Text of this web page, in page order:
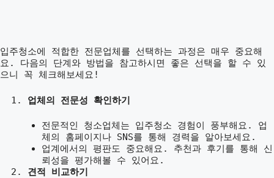
입주청소에 적합한 전문업체를 선택하는 과정은 매우 중요해
요. 다음의 단계와 방법을 참고하시면 좋은 선택을 할 수 있
으니 꼭 체크해보세요!
업체의 전문성 확인하기
전문적인 청소업체는 입주청소 경험이 풍부해요. 업
체의 홈페이지나 SNS를 통해 경력을 알아보세요.
업계에서의 평판도 중요해요. 추천과 후기를 통해 신
뢰성을 평가해볼 수 있어요.
견적 비교하기